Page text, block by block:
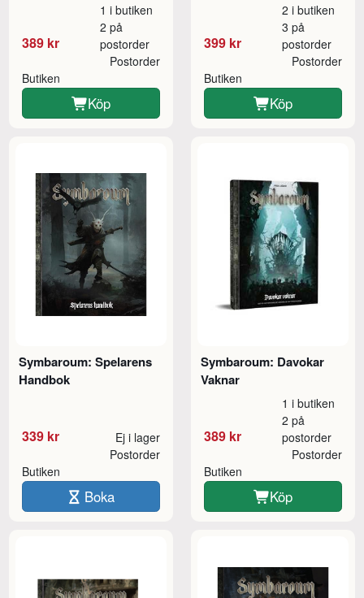
389 kr
1 i butiken
2 på
postorder
Butiken
Postorder
Köp
399 kr
2 i butiken
3 på
postorder
Butiken
Postorder
Köp
Symbaroum: Spelarens
Handbok
339 kr Ej i lager
Butiken
Postorder
Boka
Symbaroum: Davokar
Vaknar
389 kr
1 i butiken
2 på
postorder
Butiken
Postorder
Köp